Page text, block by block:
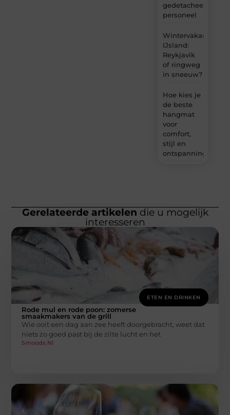
gedetacheerd
personeel
Wintervakantie
IJsland:
Reykjavik
of ringweg
in sneeuw?
Hoe kies je
de beste
hangmat
voor
comfort,
stijl en
ontspanning?
Gerelateerde artikelen die u mogelijk
interesseren
ETEN EN DRINKEN
Rode mul en rode poon: zomerse
smaakmakers van de grill
Wie ooit een dag aan zee heeft doorgebracht, weet dat
niets zo goed past bij de zilte lucht en het
Smoods.nl